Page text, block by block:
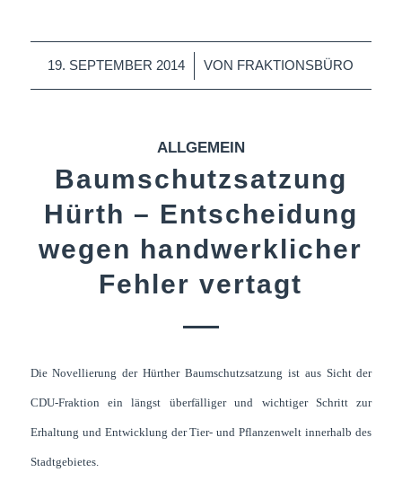
19. SEPTEMBER 2014
/ VON FRAKTIONSBÜRO
ALLGEMEIN
Baumschutzsatzung
Hürth – Entscheidung
wegen handwerklicher
Fehler vertagt
Die Novellierung der Hürther Baumschutzsatzung ist aus Sicht der
CDU-Fraktion ein längst überfälliger und wichtiger Schritt zur
Erhaltung und Entwicklung der Tier- und Pflanzenwelt innerhalb des
Stadtgebietes.